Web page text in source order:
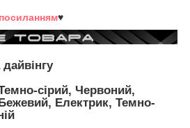
♥
сірий, Червоний,
Електрик, Темно-